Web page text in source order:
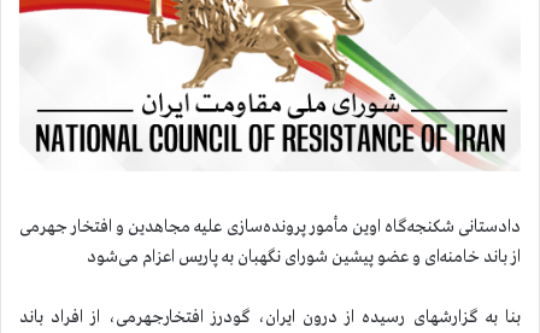
دادستانی شکنجه‌گاه اوین مأمور پرونده‌سازی علیه مجاهدین و افتخار جهرمی
از باند خامنه‌ای و عضو پیشین شورای نگهبان به پاریس اعزام می‌شود
بنا‌ به گزارشهای رسیده از درون ایران، گودرز افتخارجهرمی، از افراد باند